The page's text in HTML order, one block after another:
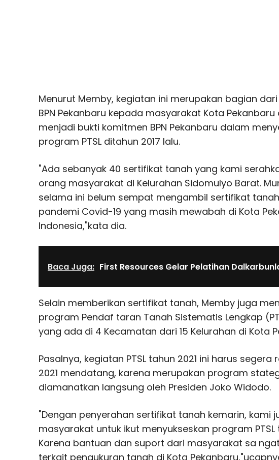
Menurut Memby, kegiatan ini merupakan bagian
BPN Pekanbaru kepada masyarakat Kota
menjadi bukti komitmen BPN Pekanbaru dalam
program PTSL ditahun 2017 lalu.
"Ada sebanyak 40 sertifikat tanah yang kami
orang masyarakat di Kelurahan Sidomulyo Barat.
selama ini belum sempat mengambil sertifikat
pandemi Covid-19 yang masih mewabah di Kota
Indonesia,"kata dia.
Baca Juga: First Resources Gelar Pelatihan
Selain memberikan sertifikat tanah, Memby juga
program Pendaf taran Tanah Sistematis Lengkap
yang ada di 4 Kecamatan dari 15 Kelurahan di Kota
Pasalnya, kegiatan PTSL tahun 2021 ini harus
2021 mendatang, karena merupakan program
diamanatkan langsung oleh Presiden Joko Widodo.
"Dengan penyerahan sertifikat tanah kemarin, kami
masyarakat untuk ikut menyukseskan program PTSL
Karena bantuan dan suport dari masyarakat sa
terkait pengukuran tanah di Kota